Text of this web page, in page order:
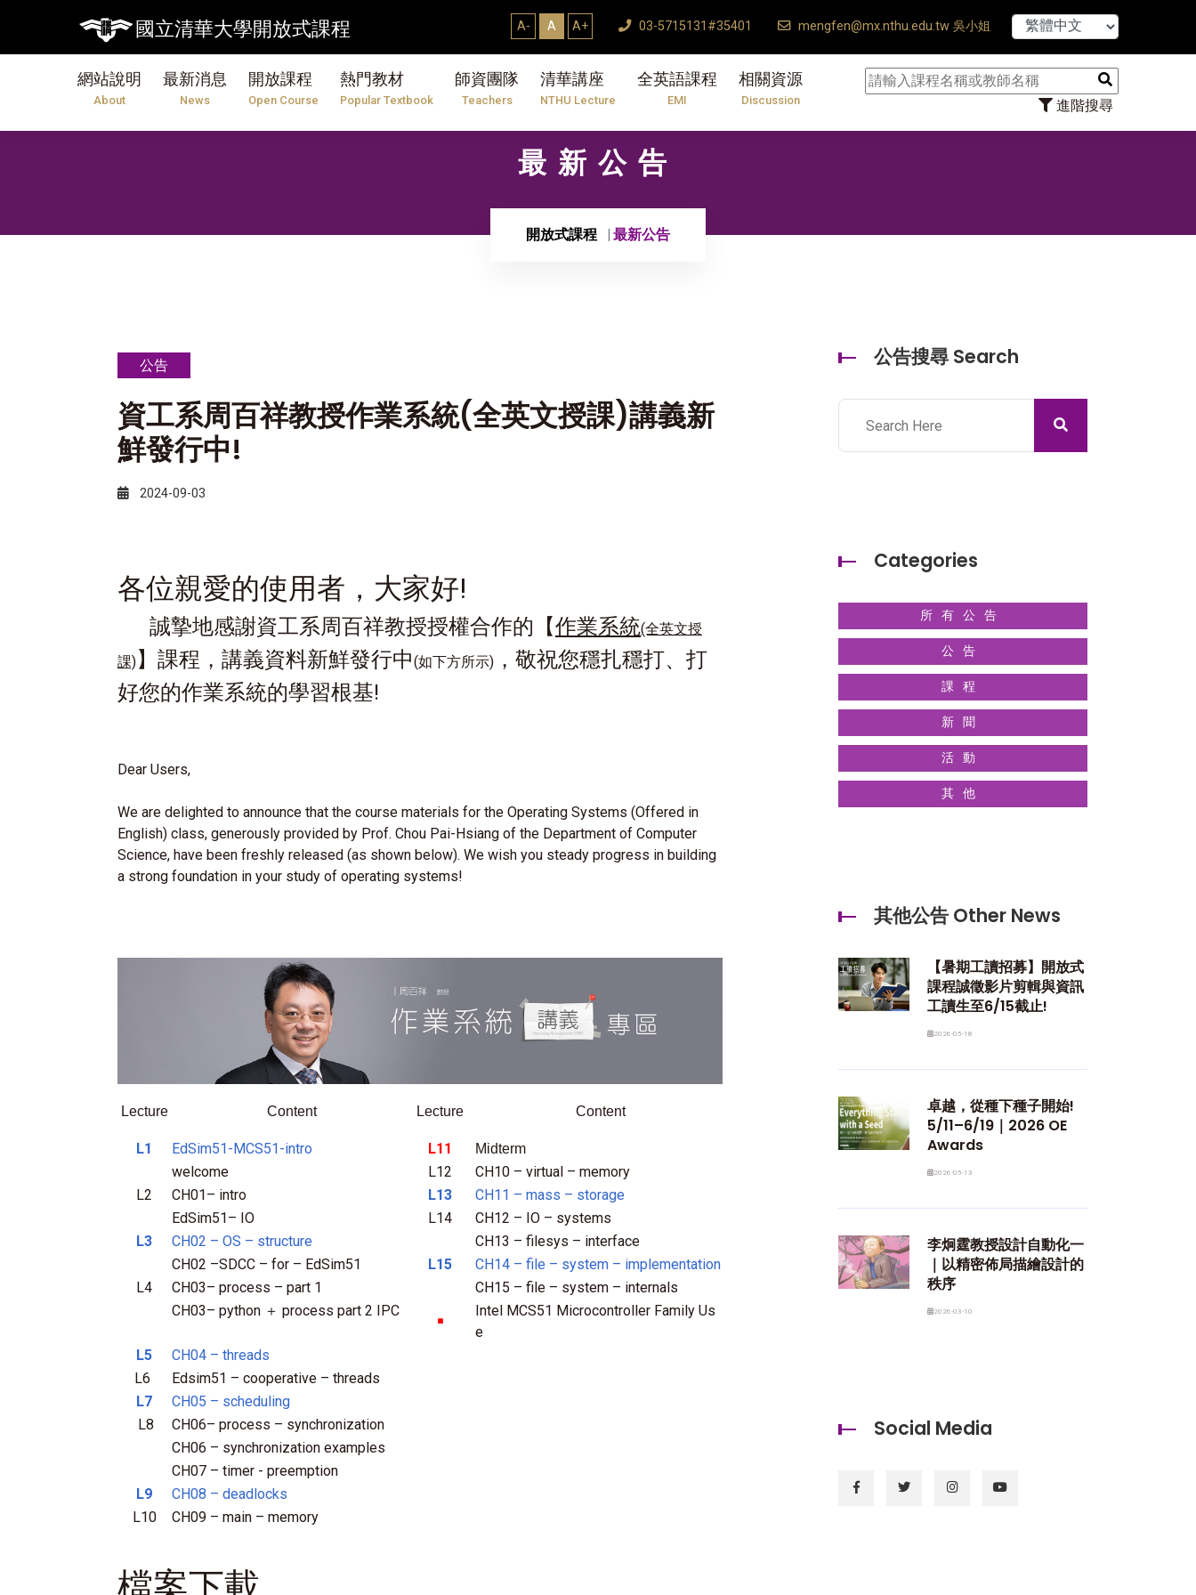
國立清華大學開放式課程 A- A A+ 03-5715131#35401 mengfen@mx.nthu.edu.tw 吳小姐
網站說明
About
最新消息
News
開放課程
Open Course
熱門教材
Popular Textbook
師資團隊
Teachers
清華講座
NTHU Lecture
全英語課程
EMI
相關資源
Discussion 進階搜尋
【7/31】
最新公告
開放式課程 最新公告
公告
資工系周百祥教授作業系統(全英文授課)講義新
鮮發行中!
2024-09-03
各位親愛的使用者，大家好!
誠摯地感謝資工系周百祥教授授權合作的 【作業系統(全英文授
課) 】課程，講義資料新鮮發行中(如下方所示) ，敬祝您穩扎穩打、打
好您的作業系統的學習根基!
Dear Users,
We are delighted to announce that the course materials for the Operating Systems (Offered in
English) class, generously provided by Prof. Chou Pai-Hsiang of the Department of Computer
Science, have been freshly released (as shown below). We wish you steady progress in building
a strong foundation in your study of operating systems!
Lecture Content Lecture Content
L1 EdSim51-MCS51-intro L11 Midterm
welcome L12
CH10 – virtual – memory
L2
CH01– intro L13
CH11 – mass – storage
EdSim51– IO
L14
CH12 – IO – systems
L3
CH02 – OS – structure
CH13 – filesys – interface
CH02 –SDCC – for – EdSim51
L15
CH14 – file – system – implementation
L4
CH03– process – part 1
CH15 – file – system – internals
CH03– python ＋ process part 2 IPC
￭
Intel MCS51 Microcontroller Family Us
e
L5
CH04 – threads
L6
Edsim51 – cooperative – threads
L7
CH05 – scheduling
L8
CH06– process – synchronization
CH06 – synchronization examples
CH07 – timer - preemption
L9
CH08 – deadlocks
L10
CH09 – main – memory
公告搜尋 Search
Categories
所有公告
公告
課程
新聞
活動
其他
其他公告 Other News
【暑期工讀招募】開放式
課程誠徵影片剪輯與資訊
工讀生至6/15截止!
2026-05-18
卓越，從種下種子開始!
5/11–6/19｜2026 OE
Awards
2026-05-13
李炯霆教授設計自動化一
｜以精密佈局描繪設計的
秩序
2026-03-10
Social Media